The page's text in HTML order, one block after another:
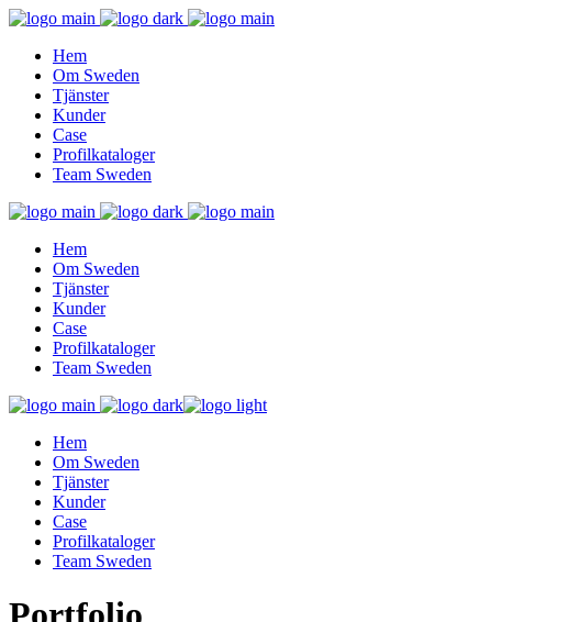
Hem
Om Sweden
Tjänster
Kunder
Case
Profilkataloger
Team Sweden
Hem
Om Sweden
Tjänster
Kunder
Case
Profilkataloger
Team Sweden
Hem
Om Sweden
Tjänster
Kunder
Case
Profilkataloger
Team Sweden